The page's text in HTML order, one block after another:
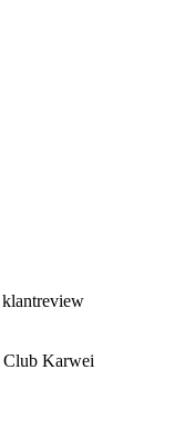
klantreview
Club Karwei